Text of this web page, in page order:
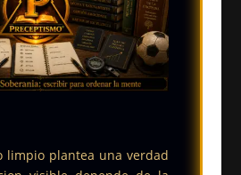
limpio plantea una verdad